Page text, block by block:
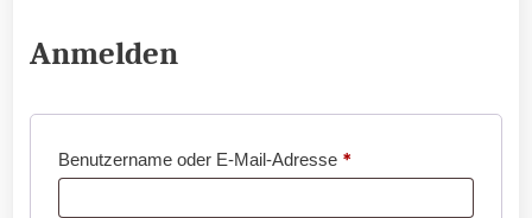
Anmelden
Benutzername oder E-Mail-Adresse *